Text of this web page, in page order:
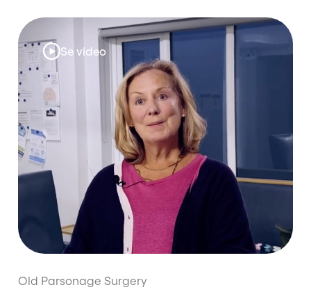
Se video
Old Parsonage Surgery